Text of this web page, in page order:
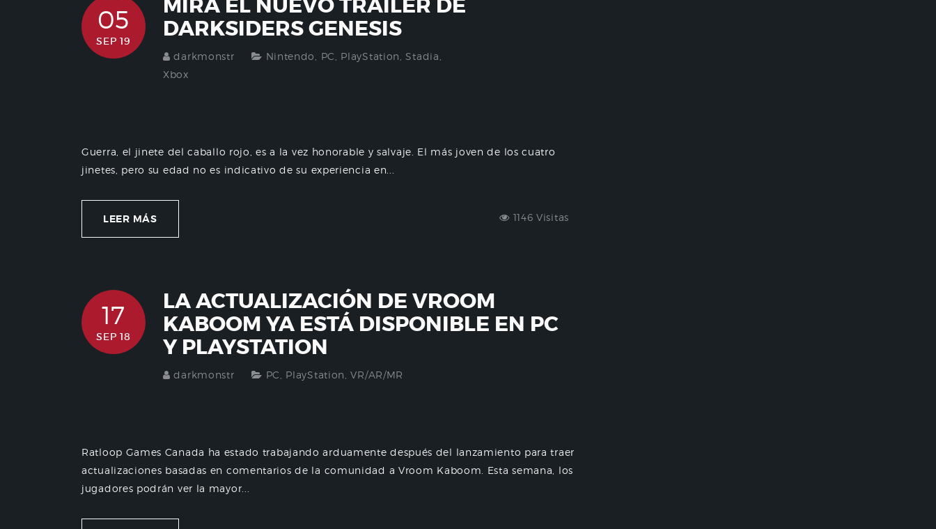
05
SEP 19
MIRA EL NUEVO TRAILER DE
DARKSIDERS GENESIS
darkmonstr Nintendo PC PlayStation ,Stadia
Xbox
Guerra, el jinete del caballo rojo, es a la vez honorable y salvaje. El más joven de los cuatro
jinetes, pero su edad no es indicativo de su experiencia en...
LEER MÁS 1146 Visitas
17
SEP 18
LA ACTUALIZACIÓN DE VROOM
KABOOM YA ESTÁ DISPONIBLE EN PC
Y PLAYSTATION
darkmonstr PC PlayStation ,VR/AR/MR
Ratloop Games Canada ha estado trabajando arduamente después del lanzamiento para traer
actualizaciones basadas en comentarios de la comunidad a Vroom Kaboom. Esta semana, los
jugadores podrán ver la mayor...